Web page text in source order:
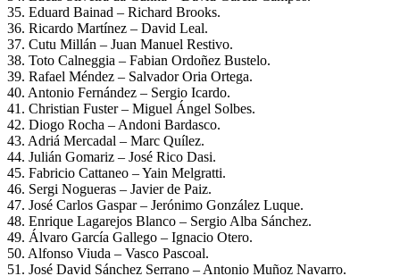
35. Eduard Bainad – Richard Brooks.
36. Ricardo Martínez – David Leal.
37. Cutu Millán – Juan Manuel Restivo.
38. Toto Calneggia – Fabian Ordoñez Bustelo.
39. Rafael Méndez – Salvador Oria Ortega.
40. Antonio Fernández – Sergio Icardo.
41. Christian Fuster – Miguel Ángel Solbes.
42. Diogo Rocha – Andoni Bardasco.
43. Adriá Mercadal – Marc Quílez.
44. Julián Gomariz – José Rico Dasi.
45. Fabricio Cattaneo – Yain Melgratti.
46. Sergi Nogueras – Javier de Paiz.
47. José Carlos Gaspar – Jerónimo González Luque.
48. Enrique Lagarejos Blanco – Sergio Alba Sánchez.
49. Álvaro García Gallego – Ignacio Otero.
50. Alfonso Viuda – Vasco Pascoal.
51. José David Sánchez Serrano – Antonio Muñoz Navarro.